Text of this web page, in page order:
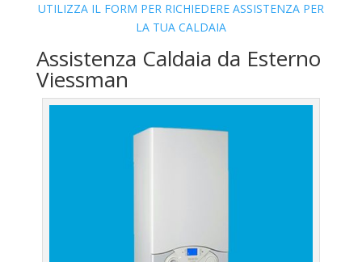
UTILIZZA IL FORM PER RICHIEDERE ASSISTENZA PER
LA TUA CALDAIA
Assistenza Caldaia da Esterno
Viessman